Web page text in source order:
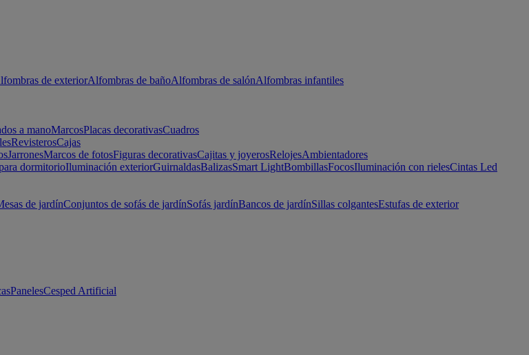
de exteriorAlfombras de bañoAlfombras de salónAlfombras infantiles
a manoMarcosPlacas decorativasCuadros
RevisterosCajas
JarronesMarcos de fotosFiguras decorativasCajitas y joyerosRelojesAmbientadores
dormitorioIluminación exteriorGuirnaldasBalizasSmart LightBombillasFocosIluminación con rielesCintas Led
de jardínConjuntos de sofás de jardínSofás jardínBancos de jardínSillas colgantesEstufas de exterior
PanelesCesped Artificial